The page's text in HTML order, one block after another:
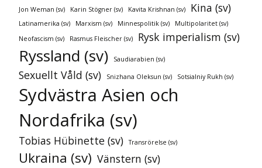
Jon Weman (sv) Karin Stögner (sv) Kavita Krishnan (sv) Kina (sv)
Latinamerika (sv) Marxism (sv) Minnespolitik (sv)
Multipolaritet (sv)
Neofascism (sv)
Rasmus Fleischer (sv) Rysk imperialism (sv)
Ryssland (sv) Saudiarabien (sv)
Sexuellt Våld (sv) Snizhana Oleksun (sv) Sotsialniy Rukh (sv)
Sydvästra Asien och
Nordafrika (sv)
Tobias Hübinette (sv) Transrörelse (sv)
Ukraina (sv) Vänstern (sv)